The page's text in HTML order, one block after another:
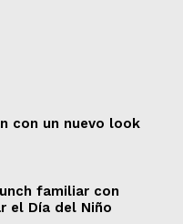
con un nuevo look
familiar con
el Día del Niño